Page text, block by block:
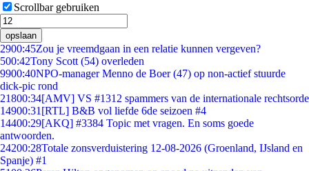
Scrollbar gebruiken
opslaan
2900:45Zou je vreemdgaan in een relatie kunnen vergeven?
500:42Tony Scott (54) overleden
9900:40NPO-manager Menno de Boer (47) op non-actief stuurde
dick-pic rond
21800:34[AMV] VS #1312 spammers van de internationale rechtsorde
14900:31 [RTL] B&B vol liefde 6de seizoen #4
14400:29[AKQ] #3384 Topic met vragen. En soms goede
antwoorden.
24200:28Totale zonsverduistering 12-08-2026 (Groenland, IJsland en
Spanje) #1